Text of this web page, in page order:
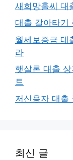
새희망홀씨 대
대출 갈아타기
월세보증금 대
라
햇살론 대출
트
저신용자 대출
최신 글